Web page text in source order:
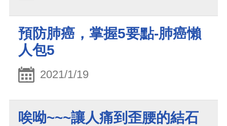
預防肺癌，掌握5要點-肺癌懶
人包5
2021/1/19
唉呦~~~讓人痛到歪腰的結石